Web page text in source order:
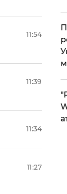
11:54
11:39
11:34
11:27